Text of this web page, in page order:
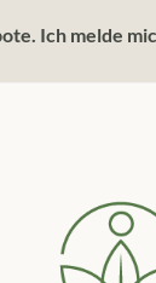
Ich melde